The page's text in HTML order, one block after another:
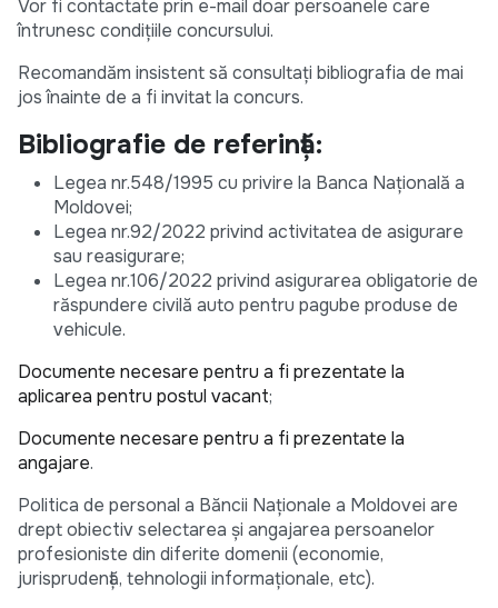
Vor fi contactate prin e-mail doar persoanele care
întrunesc condiţiile concursului.
Recomandăm insistent să consultați bibliografia de mai
jos înainte de a fi invitat la concurs.
Bibliografie de referință:
Legea nr.548/1995 cu privire la Banca Națională a
Moldovei;
Legea nr.92/2022 privind activitatea de asigurare
sau reasigurare;
Legea nr.106/2022 privind asigurarea obligatorie de
răspundere civilă auto pentru pagube produse de
vehicule.
Documente necesare pentru a fi prezentate la
aplicarea pentru postul vacant;
Documente necesare pentru a fi prezentate la
angajare.
Politica de personal a Băncii Naţionale a Moldovei are
drept obiectiv selectarea şi angajarea persoanelor
profesioniste din diferite domenii (economie,
jurisprudenţă, tehnologii informaţionale, etc).